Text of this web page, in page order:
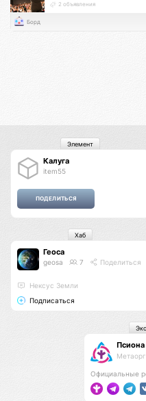
2 объявления
Борд
Калуга
item55
Элемент
Геоса
geosa 7 Поделиться
Нексус Земли
Подписаться
Хаб
Псиона
Официальные